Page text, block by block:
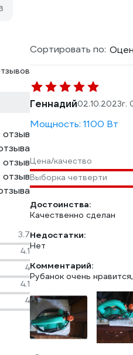
отзыв
отзыв
отзыв
3.7
4.1
4
4.1
4
Сортировать по:
Геннадий02.10.2023г.
Мощность: 1100 Вт
Цена/качество
Выборка четверти
Достоинства:
Качественно сделан
Недостатки:
Нет
Комментарий:
Рубанок очень